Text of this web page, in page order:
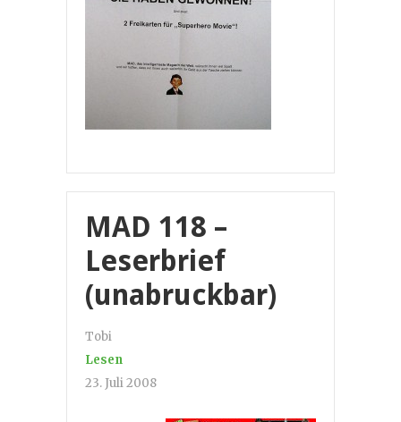
MAD 118 –
Leserbrief
(unabruckbar)
Tobi
Lesen
23. Juli 2008